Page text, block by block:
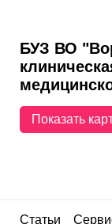
БУЗ ВО
Показать
Статьи